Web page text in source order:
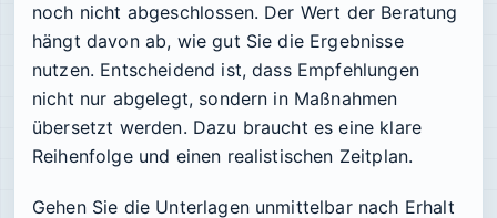
noch nicht abgeschlossen. Der Wert der Beratung
hängt davon ab, wie gut Sie die Ergebnisse
nutzen. Entscheidend ist, dass Empfehlungen
nicht nur abgelegt, sondern in Maßnahmen
übersetzt werden. Dazu braucht es eine klare
Reihenfolge und einen realistischen Zeitplan.
Gehen Sie die Unterlagen unmittelbar nach Erhalt